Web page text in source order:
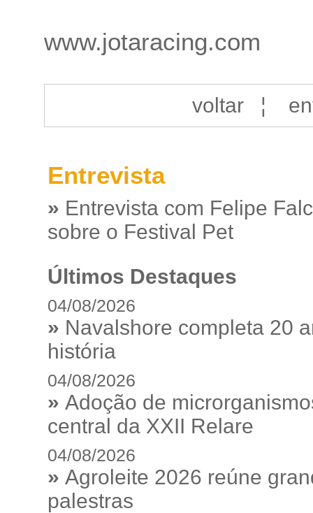
www.jotaracing.com
voltar¦
Entrevista
» Entrevista com Felipe
sobre o Festival Pet
Últimos Destaques
04/08/2026
» Navalshore completa 20
história
04/08/2026
» Adoção de
central da XXII Relare
04/08/2026
» Agroleite 2026 reúne
palestras